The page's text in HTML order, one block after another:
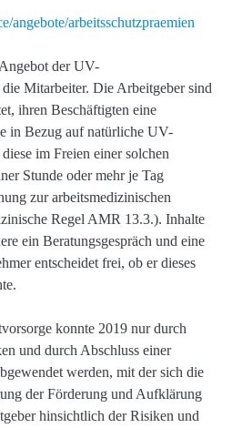
angebote/arbeitsschutzpraemien
der UV-
Mitarbeiter. Die Arbeitgeber sind
ihren Beschäftigten eine
in Bezug auf natürliche UV-
im Freien einer solchen
Stunde oder mehr je Tag
zur arbeitsmedizinischen
Regel AMR 13.3.). Inhalte
ein Beratungsgespräch und eine
entscheidet frei, ob er dieses
konnte 2019 nur durch
und durch Abschluss einer
werden, mit der sich die
der Förderung und Aufklärung
hinsichtlich der Risiken und